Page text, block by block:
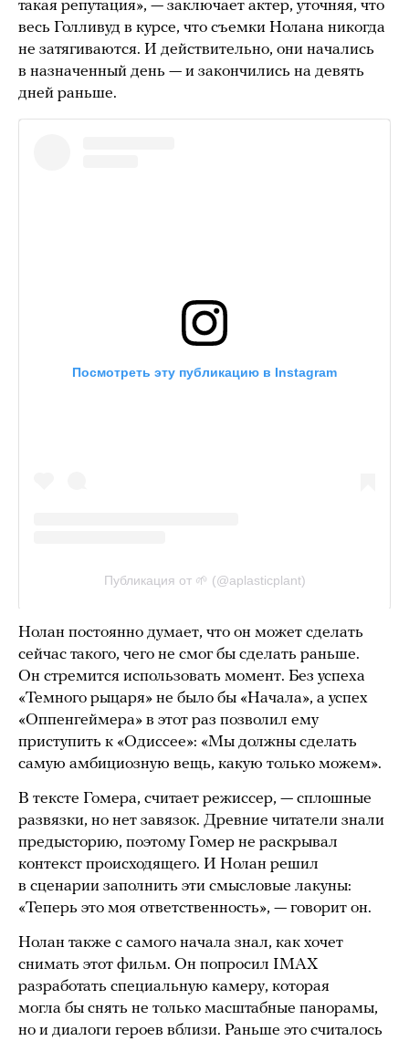
такая репутация», — заключает актер, уточняя, что
весь Голливуд в курсе, что съемки Нолана никогда
не затягиваются. И действительно, они начались
в назначенный день — и закончились на девять
дней раньше.
Нолан постоянно думает, что он может сделать
сейчас такого, чего не смог бы сделать раньше.
Он стремится использовать момент. Без успеха
«Темного рыцаря» не было бы «Начала», а успех
«Оппенгеймера» в этот раз позволил ему
приступить к «Одиссее»: «Мы должны сделать
самую амбициозную вещь, какую только можем».
В тексте Гомера, считает режиссер, — сплошные
развязки, но нет завязок. Древние читатели знали
предысторию, поэтому Гомер не раскрывал
контекст происходящего. И Нолан решил
в сценарии заполнить эти смысловые лакуны:
«Теперь это моя ответственность», — говорит он.
Нолан также с самого начала знал, как хочет
снимать этот фильм. Он попросил IMAX
разработать специальную камеру, которая
могла бы снять не только масштабные панорамы,
но и диалоги героев вблизи. Раньше это считалось